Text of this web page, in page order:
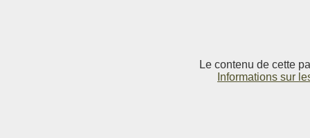
Le contenu de cette
Informations sur